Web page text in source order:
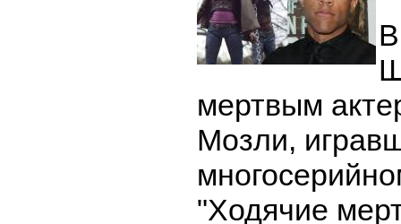
мертвым
Мозли,
"Ходячие